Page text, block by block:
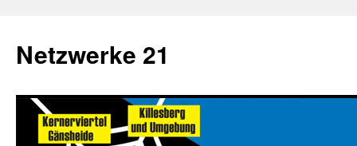
Netzwerke 21